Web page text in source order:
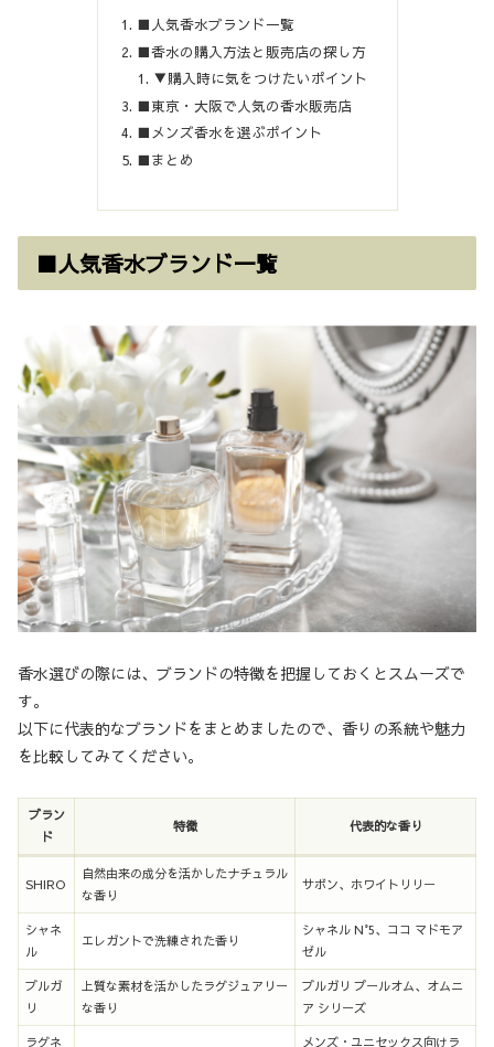
■人気香水ブランド一覧
■香水の購入方法と販売店の探し方
▼購入時に気をつけたいポイント
■東京・大阪で人気の香水販売店
■メンズ香水を選ぶポイント
■まとめ
■人気香水ブランド一覧
香水選びの際には、ブランドの特徴を把握しておくとスムーズで
す。
以下に代表的なブランドをまとめましたので、香りの系統や魅力
を比較してみてください。
ブラン
ド
特徴 代表的な香り
SHIRO
自然由来の成分を活かしたナチュラル
な香り
サボン、ホワイトリリー
シャネ
ル
エレガントで洗練された香り
シャネル N°5、ココ マドモア
ゼル
ブルガ
リ
上質な素材を活かしたラグジュアリー
な香り
ブルガリ プールオム、オムニ
ア シリーズ
ラグネ
メンズ・ユニセックス向けラ